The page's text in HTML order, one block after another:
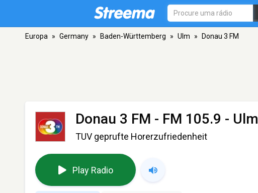
Europa » Germany » Baden-Württemberg » Ulm » Donau 3 FM
Donau 3 FM - FM 105.9 - Ulm
TUV geprufte Horerzufriedenheit
Play Radio